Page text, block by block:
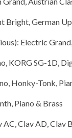
Bright, German
Electric
KORG SG-1D,
Honky-Tonk,
Piano & Brass
Clav AD, Clav